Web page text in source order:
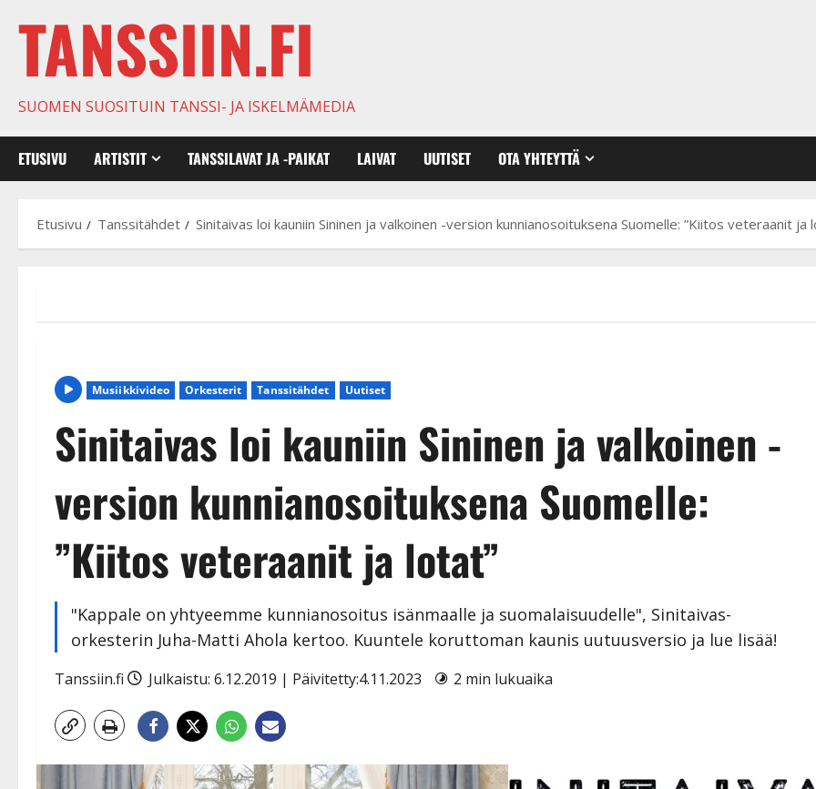
TANSSIIN.FI
SUOMEN SUOSITUIN TANSSI- JA ISKELMÄMEDIA
ETUSIVU ARTISTIT TANSSILAVAT JA -PAIKAT LAIVAT UUTISET OTA YHTEYTTÄ
Etusivu Tanssitähdet Sinitaivas loi kauniin Sininen ja valkoinen -version kunnianosoituksena Suomelle: ”Kiitos veteraanit ja
Musiikkivideo Orkesterit Tanssitähdet Uutiset
Sinitaivas loi kauniin Sininen ja valkoinen -
version kunnianosoituksena Suomelle:
”Kiitos veteraanit ja lotat”
"Kappale on yhtyeemme kunnianosoitus isänmaalle ja suomalaisuudelle", Sinitaivas-
orkesterin Juha-Matti Ahola kertoo. Kuuntele koruttoman kaunis uutuusversio ja lue lisää!
Tanssiin.fi Julkaistu: 6.12.2019 | Päivitetty:4.11.2023 2 min lukuaika